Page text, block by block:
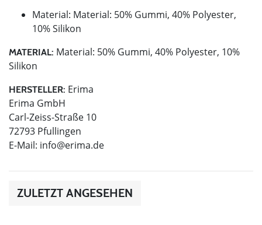
Material: Material: 50% Gummi, 40% Polyester,
10% Silikon
MATERIAL: Material: 50% Gummi, 40% Polyester, 10%
Silikon
HERSTELLER: Erima
Erima GmbH
Carl-Zeiss-Straße 10
72793 Pfullingen
E-Mail: info@erima.de
ZULETZT ANGESEHEN